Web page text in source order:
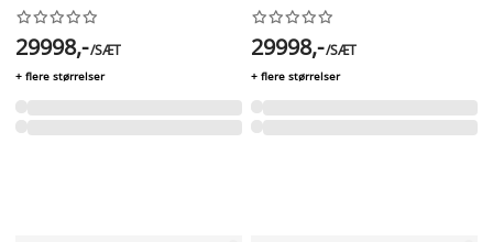






29998,-/SÆT
+ flere størrelser






29998,-/SÆT
+ flere størrelser